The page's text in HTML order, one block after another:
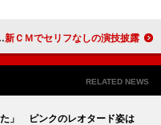
俳優・加瀬亮を引き出すのは「人の気持ち」 新ＣＭでセリフなしの演技披露
RELATED NEWS
」 ピンクのレオタード姿は